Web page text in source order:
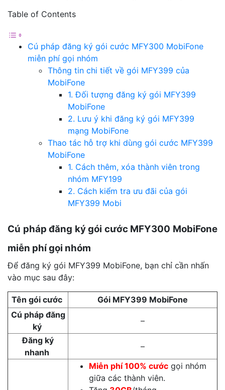
Table of Contents
Cú pháp đăng ký gói cước MFY300 MobiFone
miễn phí gọi nhóm
Thông tin chi tiết về gói MFY399 của
MobiFone
1. Đối tượng đăng ký gói MFY399
MobiFone
2. Lưu ý khi đăng ký gói MFY399
mạng MobiFone
Thao tác hỗ trợ khi dùng gói cước MFY399
MobiFone
1. Cách thêm, xóa thành viên trong
nhóm MFY199
2. Cách kiểm tra ưu đãi của gói
MFY399 Mobi
Cú pháp đăng ký gói cước MFY300 MobiFone
miễn phí gọi nhóm
Để đăng ký gói MFY399 MobiFone, bạn chỉ cần nhấn
vào mục sau đây:
Tên gói cước
Gói MFY399 MobiFone
Cú pháp đăng
ký
–
Đăng ký
nhanh
–
Miễn phí 100% cước gọi nhóm
giữa các thành viên.